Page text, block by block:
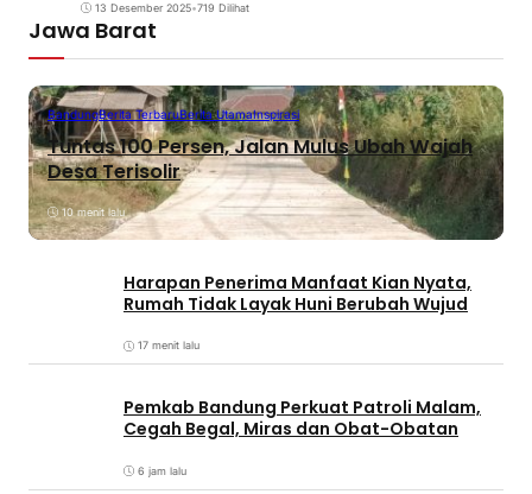
13 Desember 2025•719 Dilihat
Jawa Barat
BandungBerita TerbaruBerita UtamaInspirasi
Tuntas 100 Persen, Jalan Mulus Ubah Wajah
Desa Terisolir
10 menit lalu
Harapan Penerima Manfaat Kian Nyata,
Rumah Tidak Layak Huni Berubah Wujud
17 menit lalu
Pemkab Bandung Perkuat Patroli Malam,
Cegah Begal, Miras dan Obat-Obatan
6 jam lalu